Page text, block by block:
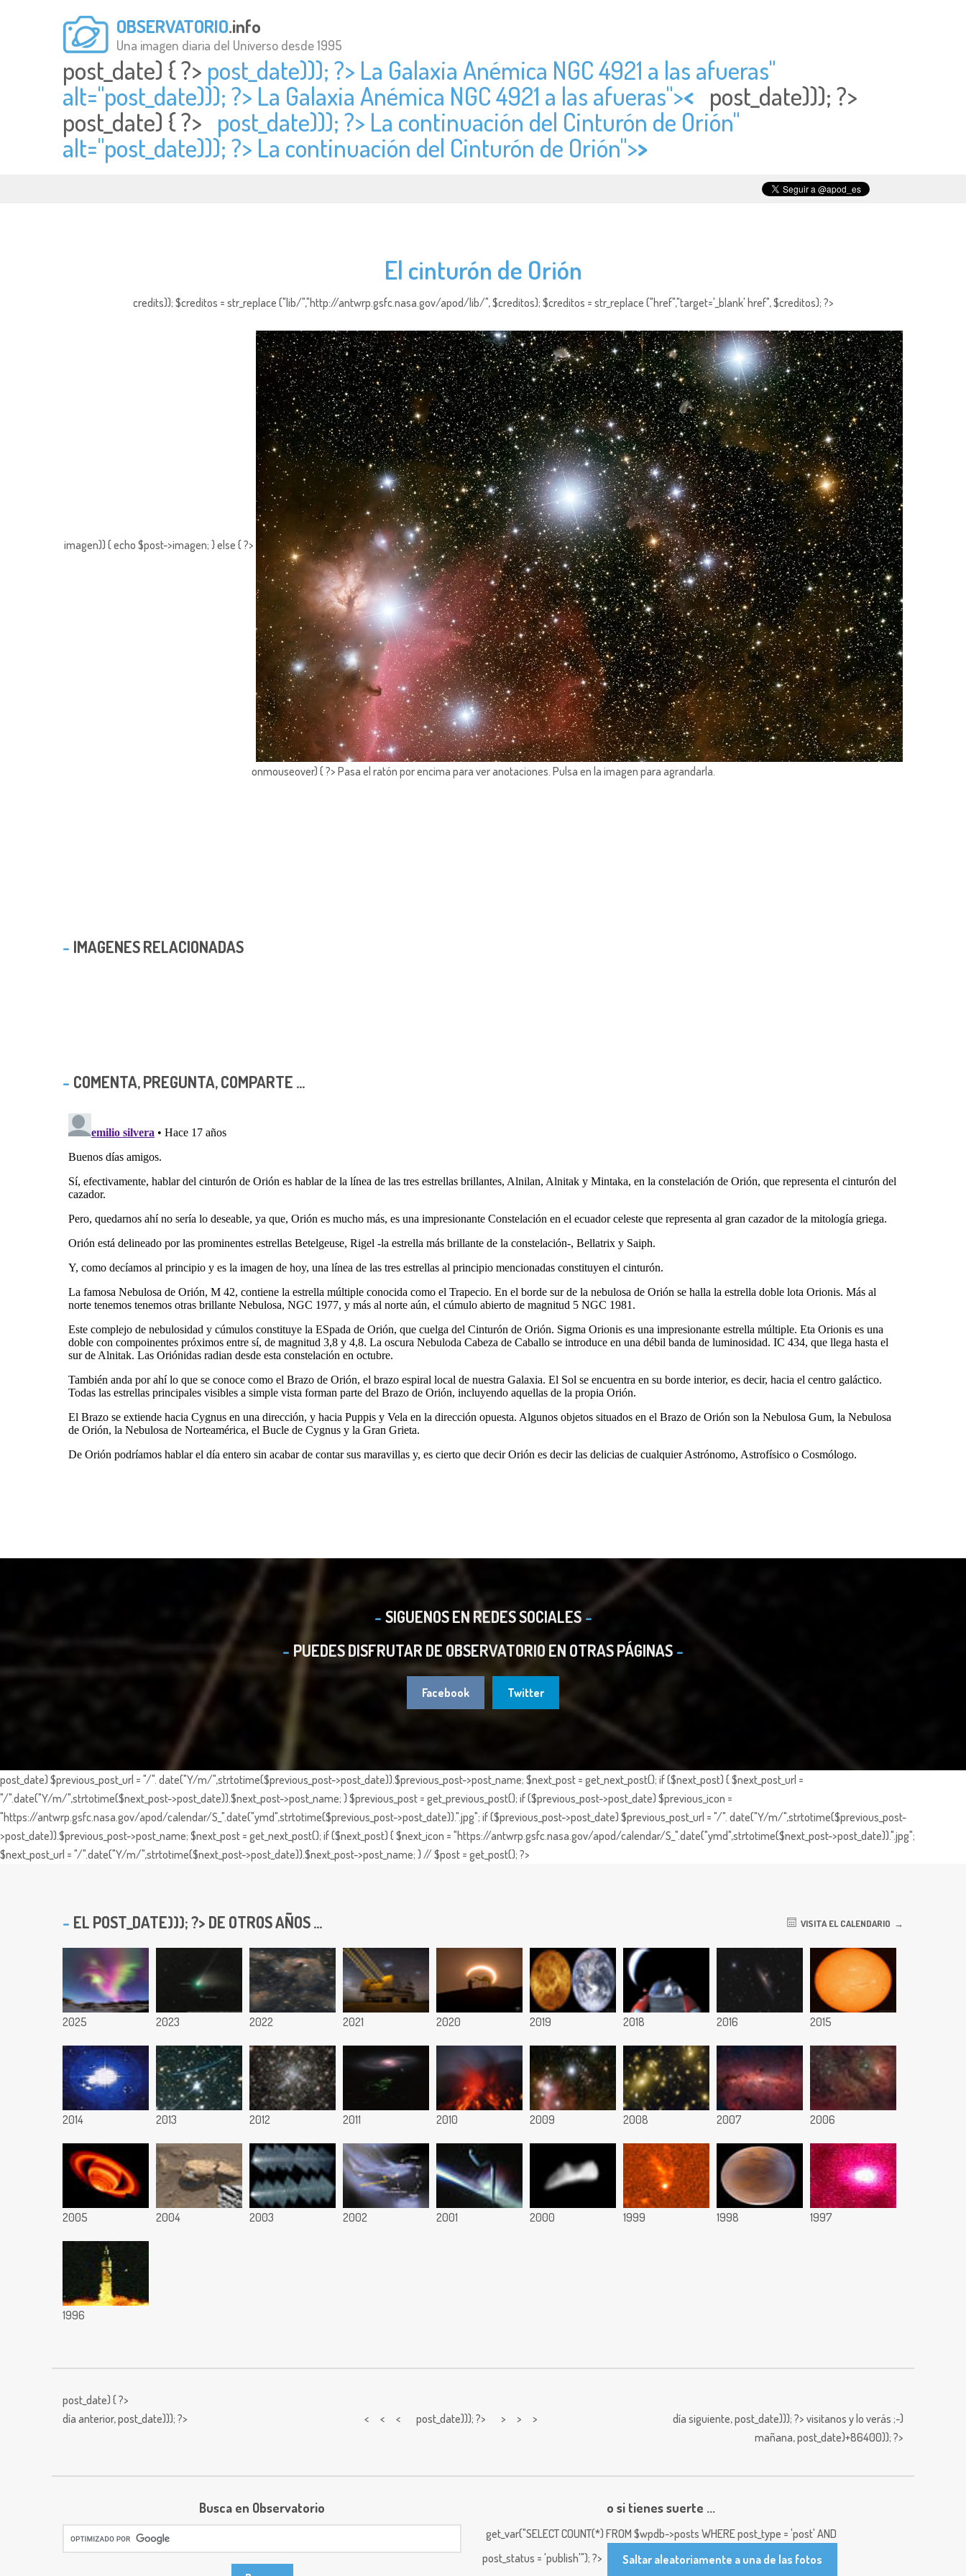
OBSERVATORIO.info
Una imagen diaria del Universo desde 1995
post_date) { ?> post_date))); ?> La Galaxia Anémica NGC 4921 a las afueras"
alt="post_date))); ?> La Galaxia Anémica NGC 4921 a las afueras">< post_date))); ?>
post_date) { ?> post_date))); ?> La continuación del Cinturón de Orión"
alt="post_date))); ?> La continuación del Cinturón de Orión">>
El cinturón de Orión
credits)); $creditos = str_replace ("lib/","http://antwrp.gsfc.nasa.gov/apod/lib/", $creditos); $creditos = str_replace ("href","target='_blank' href", $creditos); ?>
imagen)) { echo $post->imagen; } else { ?>
onmouseover) { ?> Pasa el ratón por encima para ver anotaciones. Pulsa en la imagen para agrandarla.
IMAGENES RELACIONADAS
COMENTA, PREGUNTA, COMPARTE ...
SIGUENOS EN REDES SOCIALES
PUEDES DISFRUTAR DE OBSERVATORIO EN OTRAS PÁGINAS
Facebook Twitter
post_date) $previous_post_url = "/". date("Y/m/",strtotime($previous_post->post_date)).$previous_post->post_name; $next_post = get_next_post(); if ($next_post) { $next_post_url =
"/".date("Y/m/",strtotime($next_post->post_date)).$next_post->post_name; } $previous_post = get_previous_post(); if ($previous_post->post_date) $previous_icon =
"https://antwrp.gsfc.nasa.gov/apod/calendar/S_".date("ymd",strtotime($previous_post->post_date)).".jpg"; if ($previous_post->post_date) $previous_post_url = "/". date("Y/m/",strtotime($previous_post-
>post_date)).$previous_post->post_name; $next_post = get_next_post(); if ($next_post) { $next_icon = "https://antwrp.gsfc.nasa.gov/apod/calendar/S_".date("ymd",strtotime($next_post->post_date)).".jpg";
$next_post_url = "/".date("Y/m/",strtotime($next_post->post_date)).$next_post->post_name; } // $post = get_post(); ?>
EL POST_DATE))); ?> DE OTROS AÑOS ... VISITA EL CALENDARIO
2025 2023 2022 2021 2020 2019 2018 2016 2015
2014 2013 2012 2011 2010 2009 2008 2007 2006
2005 2004 2003 2002 2001 2000 1999 1998 1997
1996
post_date) { ?>
día anterior,post_date))); ?> < < < post_date))); ?> > > > día siguiente,post_date))); ?> visitanos y lo verás ;-)
mañana,post_date)+86400)); ?>
Busca en Observatorio o si tienes suerte ...
get_var("SELECT COUNT(*) FROM $wpdb->posts WHERE post_type = 'post' AND
post_status = 'publish'"); ?>
Saltar aleatoriamente a una de las fotos